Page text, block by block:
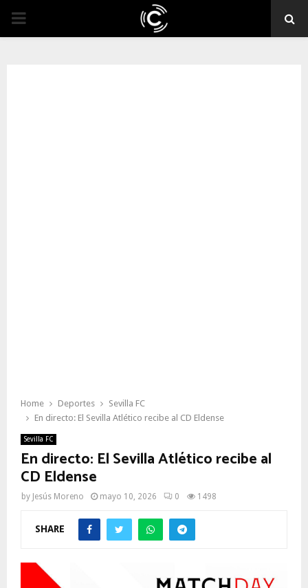
PRIMARY
Home Deportes
Sevilla FC
En directo: El Sevilla Atlético recibe al CD Eldense
Sevilla FC
En directo: El Sevilla Atlético recibe al
CD Eldense
by Jesús Moreno mayo 10, 2026 0 1498
SHARE